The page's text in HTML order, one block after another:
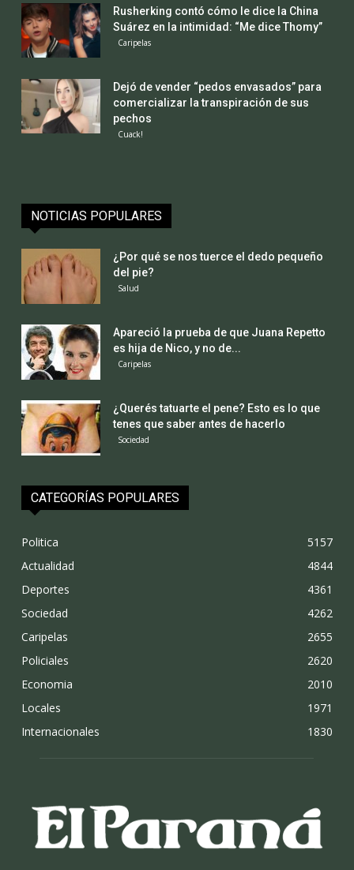
Rusherking contó cómo le dice la China
Suárez en la intimidad: “Me dice Thomy”
Caripelas
Dejó de vender “pedos envasados” para
comercializar la transpiración de sus
pechos
Cuack!
NOTICIAS POPULARES
¿Por qué se nos tuerce el dedo pequeño
del pie?
Salud
Apareció la prueba de que Juana Repetto
es hija de Nico, y no de...
Caripelas
¿Querés tatuarte el pene? Esto es lo que
tenes que saber antes de hacerlo
Sociedad
CATEGORÍAS POPULARES
Politica
5157
Actualidad
4844
Deportes
4361
Sociedad
4262
Caripelas
2655
Policiales
2620
Economia
2010
Locales
1971
Internacionales
1830